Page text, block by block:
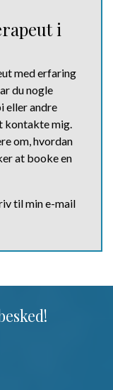
i
med erfaring
du nogle
eller andre
kontakte mig.
om, hvordan
at booke en
til min e-mail